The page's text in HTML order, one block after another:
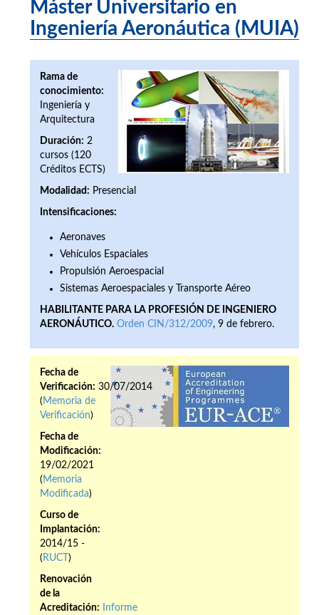
Máster Universitario en
Ingeniería Aeronáutica (MUIA)
Rama de
conocimiento:
Ingeniería y
Arquitectura
Duración: 2
cursos (120
Créditos ECTS)
Modalidad: Presencial
Intensificaciones:
Aeronaves
Vehículos Espaciales
Propulsión Aeroespacial
Sistemas Aeroespaciales y Transporte Aéreo
HABILITANTE PARA LA PROFESIÓN DE INGENIERO
AERONÁUTICO. Orden CIN/312/2009, 9 de febrero.
Fecha de
Verificación: 30/07/2014
( Memoria de
Verificación)
Fecha de
Modificación:
19/02/2021
( Memoria
Modificada)
Curso de
Implantación:
2014/15 -
( RUCT )
Renovación
de la
Acreditación:
Informe